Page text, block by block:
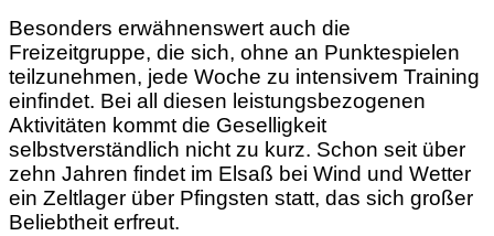
Besonders erwähnenswert auch die
Freizeitgruppe, die sich, ohne an Punktespielen
teilzunehmen, jede Woche zu intensivem Training
einfindet. Bei all diesen leistungsbezogenen
Aktivitäten kommt die Geselligkeit
selbstverständlich nicht zu kurz. Schon seit über
zehn Jahren findet im Elsaß bei Wind und Wetter
ein Zeltlager über Pfingsten statt, das sich großer
Beliebtheit erfreut.